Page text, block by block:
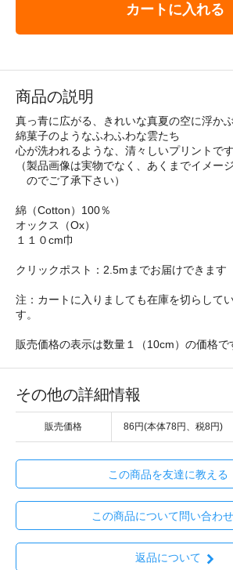
カートに入れる
商品の説明
真っ青に広がる、きれいな真夏の空に浮かぶ
綿菓子のようなふわふわな雲たち
心が洗われるような、清々しいプリントです
（製品画像は実物でなく、あくまでイメー
のでご了承下さい）
綿（Cotton）100％
オックス（Ox）
１１０cm巾
クリックポスト：2.5mまでお届けできます
注：カートに入りましても在庫を切らして
す。
販売価格の表示は数量１（10cm）の価格で
その他の詳細情報
販売価格 86円(本体78円、税8円)
この商品を友達に教える
この商品について問い合わ
返品について